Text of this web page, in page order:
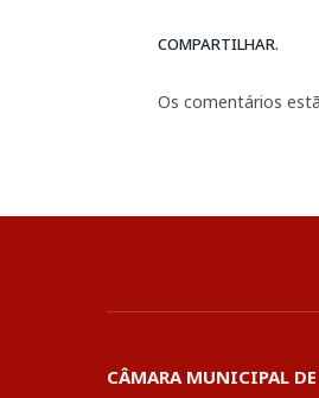
COMPARTILHAR.
Os comentários
CÂMARA MUNICIPAL DE